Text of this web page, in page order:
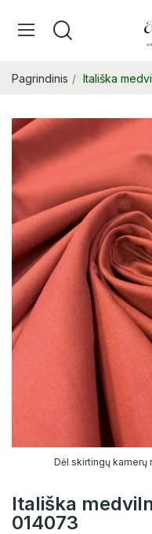
Pagrindinis Itališka
Dėl skirtingų kamerų
Itališka
014073